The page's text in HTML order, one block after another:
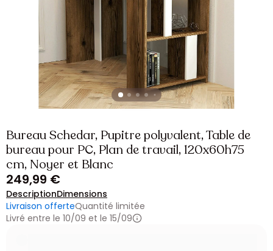
Bureau Schedar, Pupitre polyvalent, Table de
bureau pour PC, Plan de travail, 120x60h75
cm, Noyer et Blanc
249,99 €
DescriptionDimensions
Livraison offerteQuantité limitée
Livré entre le 10/09 et le 15/09